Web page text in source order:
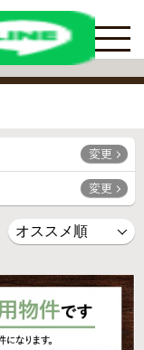
変更
変更